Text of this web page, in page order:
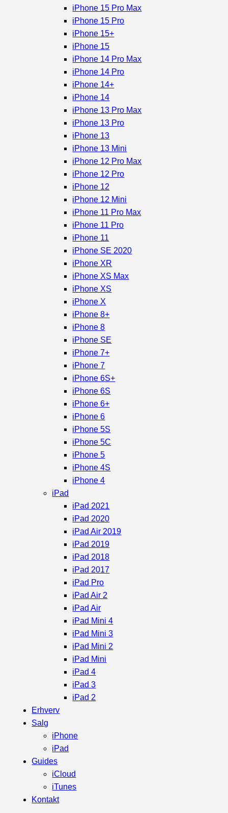
iPhone 15 Pro Max
iPhone 15 Pro
iPhone 15+
iPhone 15
iPhone 14 Pro Max
iPhone 14 Pro
iPhone 14+
iPhone 14
iPhone 13 Pro Max
iPhone 13 Pro
iPhone 13
iPhone 13 Mini
iPhone 12 Pro Max
iPhone 12 Pro
iPhone 12
iPhone 12 Mini
iPhone 11 Pro Max
iPhone 11 Pro
iPhone 11
iPhone SE 2020
iPhone XR
iPhone XS Max
iPhone XS
iPhone X
iPhone 8+
iPhone 8
iPhone SE
iPhone 7+
iPhone 7
iPhone 6S+
iPhone 6S
iPhone 6+
iPhone 6
iPhone 5S
iPhone 5C
iPhone 5
iPhone 4S
iPhone 4
iPad
iPad 2021
iPad 2020
iPad Air 2019
iPad 2019
iPad 2018
iPad 2017
iPad Pro
iPad Air 2
iPad Air
iPad Mini 4
iPad Mini 3
iPad Mini 2
iPad Mini
iPad 4
iPad 3
iPad 2
Erhverv
Salg
iPhone
iPad
Guides
iCloud
iTunes
Kontakt